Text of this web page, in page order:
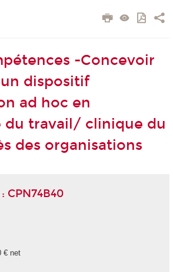
-Concevoir
dispositif
ad hoc en
du travail/ clinique du
des organisations
CPN74B40
€ net